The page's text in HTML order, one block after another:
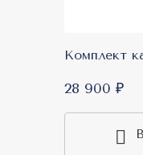
Комплект
28 900 ₽